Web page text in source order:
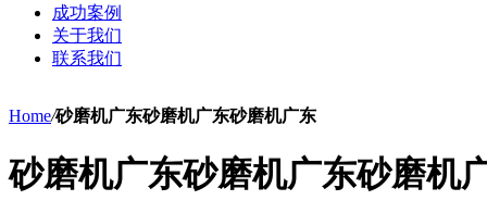
成功案例
关于我们
联系我们
Home/砂磨机广东砂磨机广东砂磨机广东
砂磨机广东砂磨机广东砂磨机